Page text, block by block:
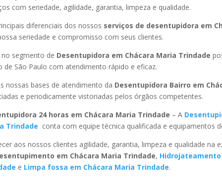
com seriedade, agilidade, garantia, limpeza e qualidade.
diferenciais dos nossos serviços de desentupidora em
seriedade e compromisso com seus clientes.
no segmento de Desentupidora em Chácara Maria Trindade
de São Paulo com atendimento rápido e eficaz.
nossas bases de atendimento da Desentupidora Bairro em
e periodicamente vistoriadas pelos órgãos competentes.
24 horas em Chácara Maria Trindade – A
Trindade conta com equipe técnica qualificada e equipamentos
aos nossos clientes agilidade, garantia, limpeza e qualidade na
em Chácara Maria Trindade, Hidrojateamento
e Limpa fossa em Chácara Maria Trindade.